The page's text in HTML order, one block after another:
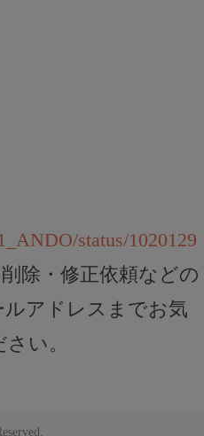
status/1020129
削除・修正依頼などの
アドレスまでお気
い。